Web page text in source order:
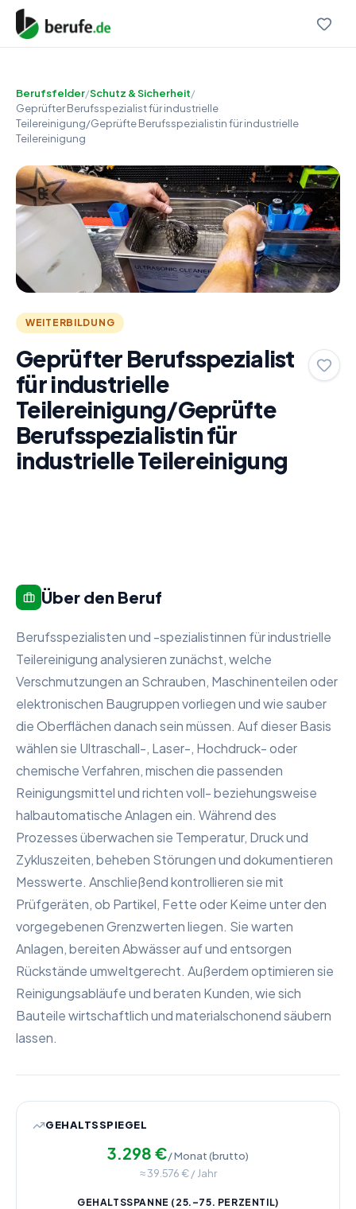
Berufsfelder/Schutz & Sicherheit/
Geprüfter Berufsspezialist für industrielle
Teilereinigung/Geprüfte Berufsspezialistin für industrielle
Teilereinigung
WEITERBILDUNG
Geprüfter Berufsspezialist
für industrielle
Teilereinigung/Geprüfte
Berufsspezialistin für
industrielle Teilereinigung
Über den Beruf
Berufsspezialisten und -spezialistinnen für industrielle
Teilereinigung analysieren zunächst, welche
Verschmutzungen an Schrauben, Maschinenteilen oder
elektronischen Baugruppen vorliegen und wie sauber
die Oberflächen danach sein müssen. Auf dieser Basis
wählen sie Ultraschall-, Laser-, Hochdruck- oder
chemische Verfahren, mischen die passenden
Reinigungsmittel und richten voll- beziehungsweise
halbautomatische Anlagen ein. Während des
Prozesses überwachen sie Temperatur, Druck und
Zykluszeiten, beheben Störungen und dokumentieren
Messwerte. Anschließend kontrollieren sie mit
Prüfgeräten, ob Partikel, Fette oder Keime unter den
vorgegebenen Grenzwerten liegen. Sie warten
Anlagen, bereiten Abwässer auf und entsorgen
Rückstände umweltgerecht. Außerdem optimieren sie
Reinigungsabläufe und beraten Kunden, wie sich
Bauteile wirtschaftlich und materialschonend säubern
lassen.
GEHALTSSPIEGEL
3.298 €/ Monat (brutto)
≈39.576€ / Jahr
GEHALTSSPANNE (25.–75. PERZENTIL)